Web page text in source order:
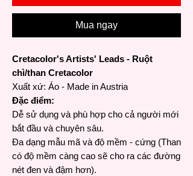
Mua ngay
Cretacolor's Artists' Leads - Ruột
chì/than Cretacolor
Xuất xứ: Áo - Made in Austria
Đặc điểm:
Dễ sử dụng và phù hợp cho cả người mới
bắt đầu và chuyên sâu.
Đa dạng mẫu mã và độ mềm - cứng (Than
có độ mềm càng cao sẽ cho ra các đường
nét đen và đậm hơn).